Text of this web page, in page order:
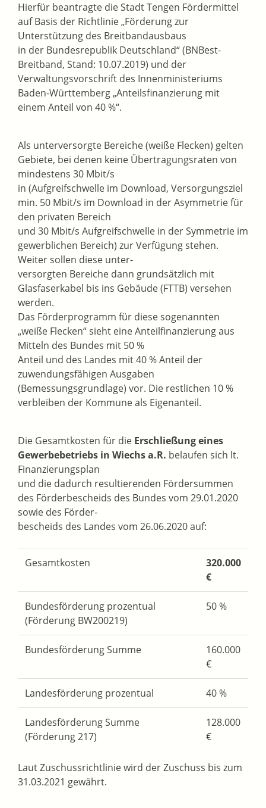
Hierfür beantragte die Stadt Tengen Fördermittel
auf Basis der Richtlinie „Förderung zur
Unterstützung des Breitbandausbaus
in der Bundesrepublik Deutschland“ (BNBest-
Breitband, Stand: 10.07.2019) und der
Verwaltungsvorschrift des Innenministeriums
Baden-Württemberg „Anteilsfinanzierung mit
einem Anteil von 40 %“.
Als unterversorgte Bereiche (weiße Flecken) gelten
Gebiete, bei denen keine Übertragungsraten von
mindestens 30 Mbit/s
in (Aufgreifschwelle im Download, Versorgungsziel
min. 50 Mbit/s im Download in der Asymmetrie für
den privaten Bereich
und 30 Mbit/s Aufgreifschwelle in der Symmetrie im
gewerblichen Bereich) zur Verfügung stehen.
Weiter sollen diese unter-
versorgten Bereiche dann grundsätzlich mit
Glasfaserkabel bis ins Gebäude (FTTB) versehen
werden.
Das Förderprogramm für diese sogenannten
„weiße Flecken“ sieht eine Anteilfinanzierung aus
Mitteln des Bundes mit 50 %
Anteil und des Landes mit 40 % Anteil der
zuwendungsfähigen Ausgaben
(Bemessungsgrundlage) vor. Die restlichen 10 %
verbleiben der Kommune als Eigenanteil.
Die Gesamtkosten für die Erschließung eines
Gewerbebetriebs in Wiechs a.R. belaufen sich lt.
Finanzierungsplan
und die dadurch resultierenden Fördersummen
des Förderbescheids des Bundes vom 29.01.2020
sowie des Förder-
bescheids des Landes vom 26.06.2020 auf:
Gesamtkosten
320.000
€
Bundesförderung prozentual
(Förderung BW200219)
50 %
Bundesförderung Summe
160.000
€
Landesförderung prozentual 40 %
Landesförderung Summe
(Förderung 217)
128.000
€
Laut Zuschussrichtlinie wird der Zuschuss bis zum
31.03.2021 gewährt.